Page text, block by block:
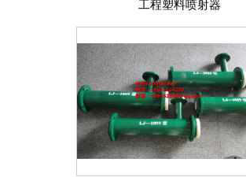
工程塑料喷射器